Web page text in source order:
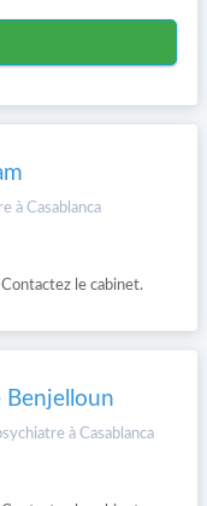
à Casablanca
le cabinet.
Benjelloun
à Casablanca